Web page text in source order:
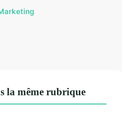
la même rubrique